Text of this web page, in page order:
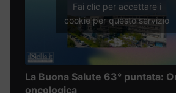
Fai clic per accettare i
cookie per questo servizio
La Buona Salute 63° puntata:
oncologica